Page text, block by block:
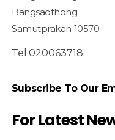
Bangsaothong
Samutprakan 10570
Tel.020063718
Subscribe To Our
For Latest